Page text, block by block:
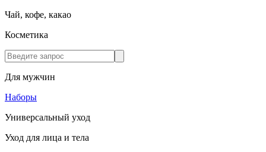
Чай, кофе, какао
Косметика
Для мужчин
Наборы
Универсальный уход
Уход для лица и тела